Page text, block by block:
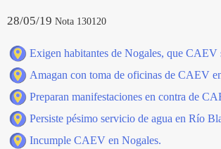
28/05/19 Nota 130120
Exigen habitantes de Nogales, que CAEV
Amagan con toma de oficinas de CAEV
Preparan manifestaciones en contra de
Persiste pésimo servicio de agua en Río
Incumple CAEV en Nogales.